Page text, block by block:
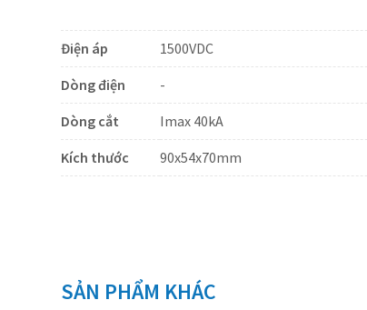
Điện áp
1500VDC
Dòng điện
-
Dòng cắt
Imax 40kA
Kích thước
90x54x70mm
SẢN PHẨM KHÁC